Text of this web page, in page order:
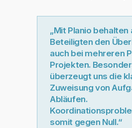
„Mit Planio behalten
Beteiligten den
auch bei mehreren
Projekten.
überzeugt uns die
Zuweisung von
Abläufen.
somit gegen Null.“